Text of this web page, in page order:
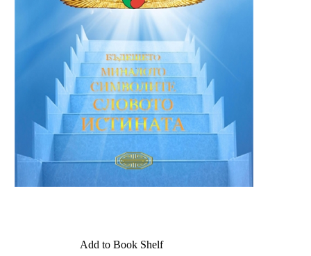
Add to Book Shelf